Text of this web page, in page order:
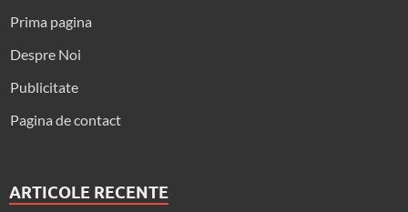
Prima pagina
Despre Noi
Publicitate
Pagina de contact
ARTICOLE RECENTE